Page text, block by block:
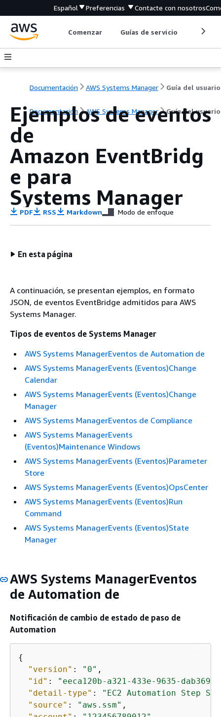
Español Preferencias Contacte con nosotros
Comenzar Guías de servicio
Documentación AWS Systems Manager Guía del usuario
Documentación AWS Systems Manager Guía del usuario
Ejemplos de eventos
de
Amazon EventBridg
e para
Systems Manager
PDF RSS Markdown Modo de enfoque
En esta página
A continuación, se presentan ejemplos, en formato
JSON, de eventos EventBridge admitidos para AWS
Systems Manager.
Tipos de eventos de Systems Manager
AWS Systems ManagerEventos de Automation de
AWS Systems ManagerEvents (Eventos)Change
Calendar
AWS Systems ManagerEvents (Eventos)Change
Manager
AWS Systems ManagerEventos de Compliance
AWS Systems ManagerEvents
(Eventos)Maintenance Windows
AWS Systems ManagerEvents (Eventos)Parameter
Store
AWS Systems ManagerEvents (Eventos)OpsCenter
AWS Systems ManagerEvents (Eventos)Run
Command
AWS Systems ManagerEvents (Eventos)State
Manager
AWS Systems ManagerEventos
de Automation de
Notificación de cambio de estado de paso de
Automation
{
"version" : "0" ,
"id" :
"eeca120b-a321-433e-9635-
"detail-type" :
"EC2 Automation Step
"source" : "aws.ssm" ,